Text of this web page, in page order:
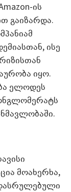
ის
გაიზარდა.
ისე
იყო.
ელოდეს
მოახერხა,